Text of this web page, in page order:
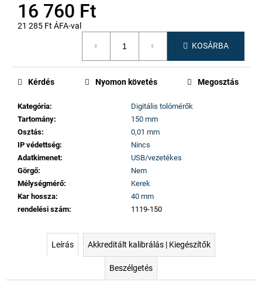
16 760 Ft
21 285 Ft ÁFA-val
KOSÁRBA
Kategória:
Digitális tolómérők
Tartomány:
150 mm
Osztás:
0,01 mm
IP védettség:
Nincs
Adatkimenet:
USB/vezetékes
Görgő:
Nem
Mélységmérő:
Kerek
Kar hossza:
40 mm
rendelési szám: 1119-150
Kérdés Nyomon követés Megosztás
Leírás Akkreditált kalibrálás | Kiegészítők
Beszélgetés